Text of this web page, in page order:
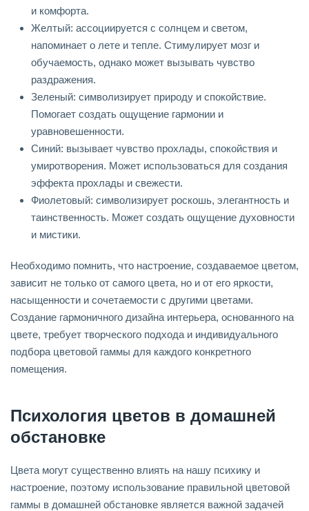
и комфорта.
Желтый: ассоциируется с солнцем и светом,
напоминает о лете и тепле. Стимулирует мозг и
обучаемость, однако может вызывать чувство
раздражения.
Зеленый: символизирует природу и спокойствие.
Помогает создать ощущение гармонии и
уравновешенности.
Синий: вызывает чувство прохлады, спокойствия и
умиротворения. Может использоваться для создания
эффекта прохлады и свежести.
Фиолетовый: символизирует роскошь, элегантность и
таинственность. Может создать ощущение духовности
и мистики.
Необходимо помнить, что настроение, создаваемое цветом,
зависит не только от самого цвета, но и от его яркости,
насыщенности и сочетаемости с другими цветами.
Создание гармоничного дизайна интерьера, основанного на
цвете, требует творческого подхода и индивидуального
подбора цветовой гаммы для каждого конкретного
помещения.
Психология цветов в домашней
обстановке
Цвета могут существенно влиять на нашу психику и
настроение, поэтому использование правильной цветовой
гаммы в домашней обстановке является важной задачей